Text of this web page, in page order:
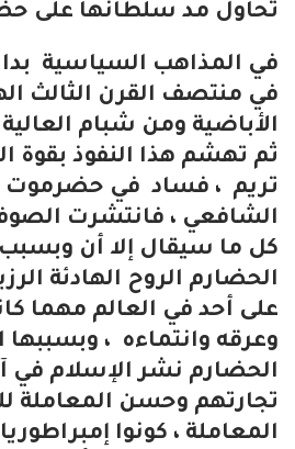
تحاول مد سلطانها على
في المذاهب السياسية
في منتصف القرن الثالث
الأباضية ومن شبام
ثم تهشم هذا النفوذ بقوة
تريم ، فساد في حضرموت
الشافعي ، فانتشرت
كل ما سيقال إلا أن
الحضارم الروح الهادئة
على أحد في العالم مهما
وعرقه وانتماءه ، وبسببها
الحضارم نشر الإسلام في
تجارتهم وحسن المعاملة
المعاملة ، كونوا